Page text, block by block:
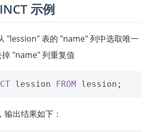
示例
"lession" 表的 "name" 列中选取唯一
"name" 列重复值
lession FROM lession ;
输出结果如下：